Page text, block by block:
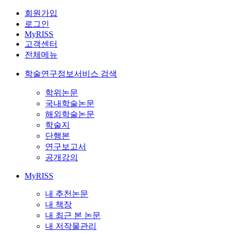
회원가입
로그인
MyRISS
고객센터
전체메뉴
학술연구정보서비스 검색
학위논문
국내학술논문
해외학술논문
학술지
단행본
연구보고서
공개강의
MyRISS
내 추천논문
내 책장
내 최근 본 논문
내 저작물관리